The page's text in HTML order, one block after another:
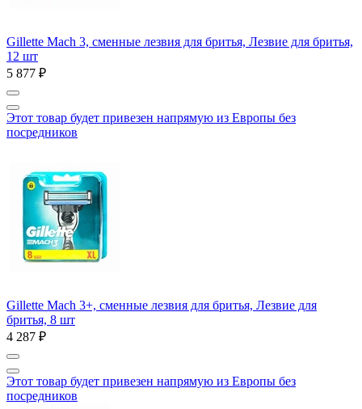
Gillette Mach 3, сменные лезвия для бритья, Лезвие для бритья,
12 шт
5 877 ₽
Этот товар будет привезен напрямую из Европы без
посредников
Gillette Mach 3+, сменные лезвия для бритья, Лезвие для
бритья, 8 шт
4 287 ₽
Этот товар будет привезен напрямую из Европы без
посредников